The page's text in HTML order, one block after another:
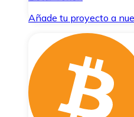
Añade tu proyecto a